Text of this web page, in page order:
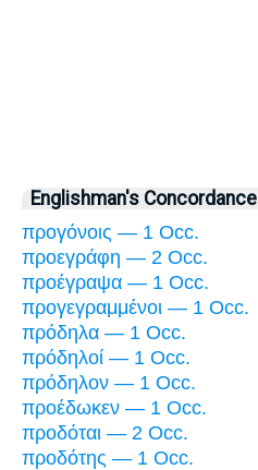
Englishman's Concordance
προγόνοις — 1 Occ.
προεγράφη — 2 Occ.
προέγραψα — 1 Occ.
προγεγραμμένοι — 1 Occ.
πρόδηλα — 1 Occ.
πρόδηλοί — 1 Occ.
πρόδηλον — 1 Occ.
προέδωκεν — 1 Occ.
προδόται — 2 Occ.
προδότης — 1 Occ.